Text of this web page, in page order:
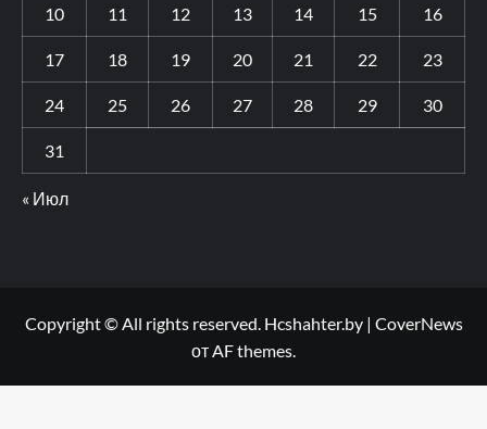
10 11 12 13 14 15 16
17 18 19 20 21 22 23
24 25 26 27 28 29 30
31
« Июл
Copyright © All rights reserved. Hcshahter.by | CoverNews
от AF themes.